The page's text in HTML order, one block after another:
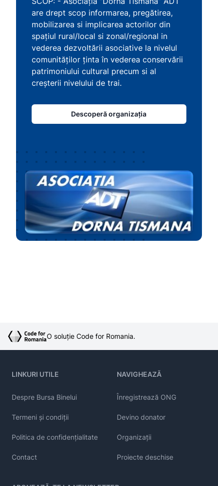
are drept scop informarea, pregătirea,
mobilizarea si implicarea actorilor din
spațiul rural/local si zonal/regional in
vederea dezvoltării asociative la nivelul
comunităților ținta în vederea conservării
patrimoniului cultural precum si al
creșterii nivelului de trai.
Descoperă organizația
O soluție Code for Romania.
LINKURI UTILE
Despre Bursa Binelui
Termeni și condiții
Politica de confidențialitate
Contact
NAVIGHEAZĂ
Înregistrează ONG
Devino donator
Organizații
Proiecte deschise